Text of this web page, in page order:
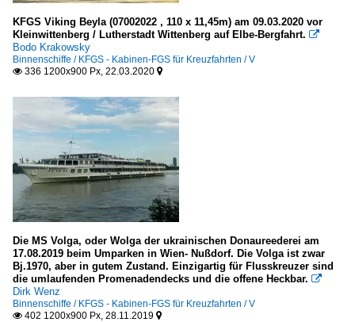
KFGS Viking Beyla (07002022 , 110 x 11,45m) am 09.03.2020 vor
Kleinwittenberg / Lutherstadt Wittenberg auf Elbe-Bergfahrt. 
Bodo Krakowsky
Binnenschiffe / KFGS - Kabinen-FGS für Kreuzfahrten / V
 336 1200x900 Px, 22.03.2020 
Die MS Volga, oder Wolga der ukrainischen Donaureederei am
17.08.2019 beim Umparken in Wien- Nußdorf. Die Volga ist zwar
Bj.1970, aber in gutem Zustand. Einzigartig für Flusskreuzer sind
die umlaufenden Promenadendecks und die offene Heckbar. 
Dirk Wenz
Binnenschiffe / KFGS - Kabinen-FGS für Kreuzfahrten / V
 402 1200x900 Px, 28.11.2019 